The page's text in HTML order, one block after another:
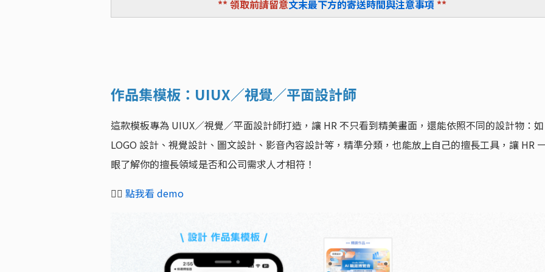
** 領取前請留意文末最下方的寄送時間與注意事項 **
作品集模板：UIUX／視覺／平面設計師
這款模板專為 UIUX／視覺／平面設計師打造，讓 HR 不只看到精美畫面，還能依照不同的設計物：如
LOGO 設計、視覺設計、圖文設計、影音內容設計等，精準分類，也能放上自己的擅長工具，讓 HR
眼了解你的擅長領域是否和公司需求人才相符！
👉🏻 點我看 demo